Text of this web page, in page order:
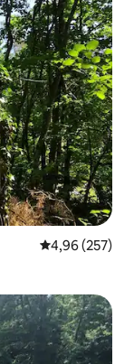
Calificación
4,96 (257)